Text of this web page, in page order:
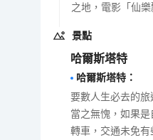
之地，電影「仙
景點
哈爾斯塔特
哈爾斯塔特 ：
要數人生必去的
當之無愧，如果
轉車，交通未免